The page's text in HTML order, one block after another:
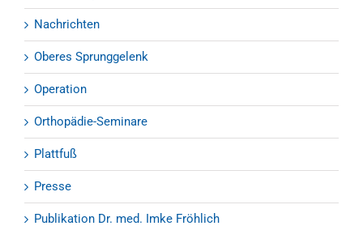
Nachrichten
Oberes Sprunggelenk
Operation
Orthopädie-Seminare
Plattfuß
Presse
Publikation Dr. med. Imke Fröhlich